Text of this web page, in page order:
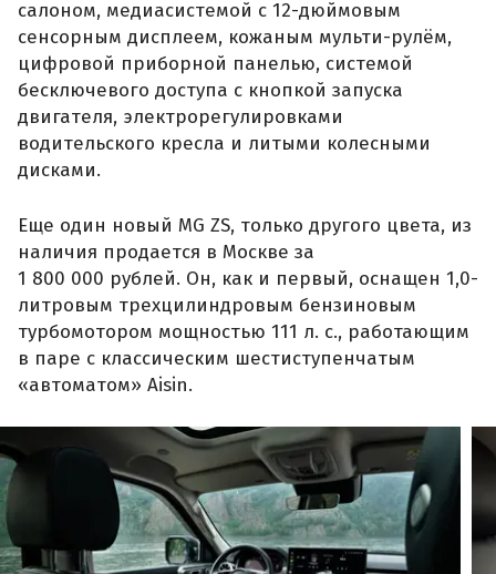
салоном, медиасистемой с 12-дюймовым
сенсорным дисплеем, кожаным мульти-рулём,
цифровой приборной панелью, системой
бесключевого доступа с кнопкой запуска
двигателя, электрорегулировками
водительского кресла и литыми колесными
дисками.
Еще один новый MG ZS, только другого цвета, из
наличия продается в Москве за
1 800 000 рублей. Он, как и первый, оснащен 1,0-
литровым трехцилиндровым бензиновым
турбомотором мощностью 111 л. с., работающим
в паре с классическим шестиступенчатым
«автоматом» Aisin.